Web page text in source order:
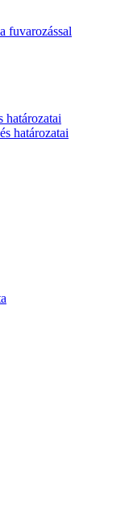
fuvarozással
határozatai
határozatai